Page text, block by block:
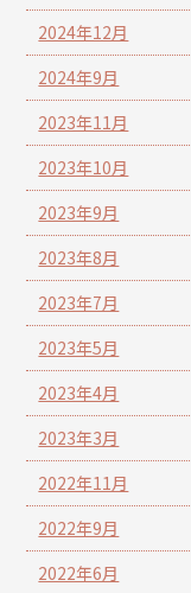
2024年12月
2024年9月
2023年11月
2023年10月
2023年9月
2023年8月
2023年7月
2023年5月
2023年4月
2023年3月
2022年11月
2022年9月
2022年6月